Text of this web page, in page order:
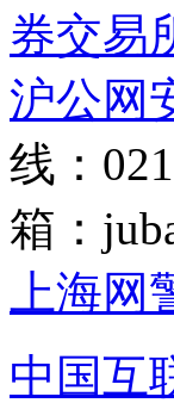
券交易
沪公网
线：
箱：
上海网
中国互